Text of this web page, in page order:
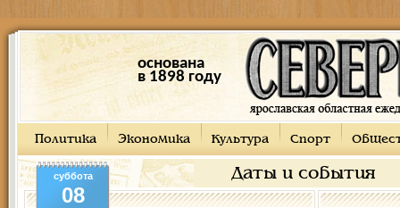
основана
в 1898 году
Политика Экономика Культура Спорт
Даты и события
суббота
08